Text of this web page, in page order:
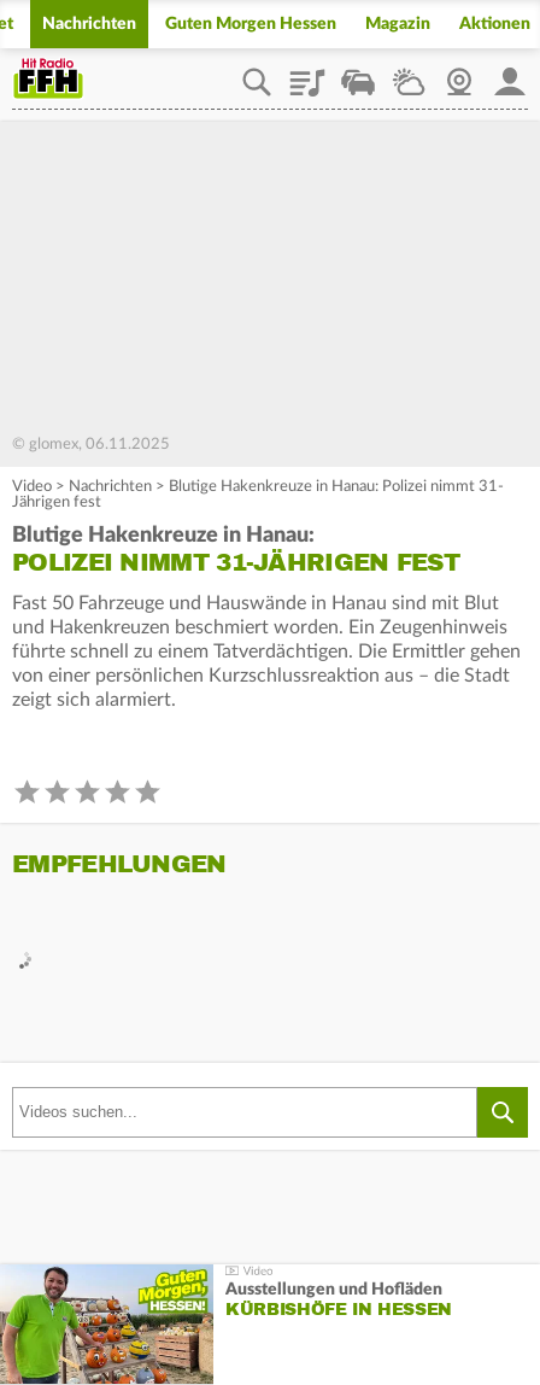
Nachrichten Guten Morgen Hessen Magazin Aktionen
PlaylistStaupilotWetterWebcam
© glomex, 06.11.2025
Video > Nachrichten > Blutige Hakenkreuze in Hanau: Polizei nimmt 31-
Jährigen fest
Blutige Hakenkreuze in Hanau:
POLIZEI NIMMT 31-JÄHRIGEN FEST
Fast 50 Fahrzeuge und Hauswände in Hanau sind mit Blut
und Hakenkreuzen beschmiert worden. Ein Zeugenhinweis
führte schnell zu einem Tatverdächtigen. Die Ermittler gehen
von einer persönlichen Kurzschlussreaktion aus – die Stadt
zeigt sich alarmiert.
EMPFEHLUNGEN
Ausstellungen und Hofläden
KÜRBISHÖFE IN HESSEN